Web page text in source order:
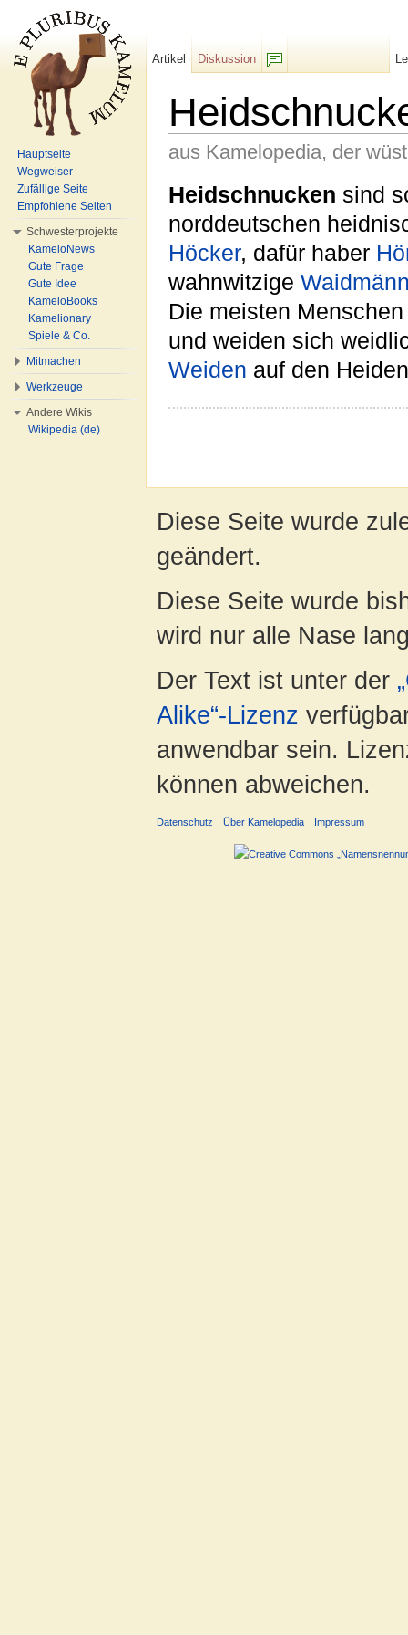
aus Kamelopedia, der
Heidschnucken sind
norddeutschen
Höcker, dafür haber
wahnwitzige
Die meisten
und weiden sich
Weiden auf den
Artikel
Diskussion
Hauptseite
Wegweiser
Zufällige Seite
Empfohlene Seiten
Schwesterprojekte
KameloNews
Gute Frage
Gute Idee
KameloBooks
Kamelionary
Spiele & Co.
Mitmachen
Werkzeuge
Andere Wikis
Wikipedia (de)
Diese Seite wurde
geändert.
Diese Seite wurde
wird nur alle Nase
Der Text ist unter der
Alike“-Lizenz
anwendbar sein.
können abweichen.
Datenschutz Über Kamelopedia Impressum